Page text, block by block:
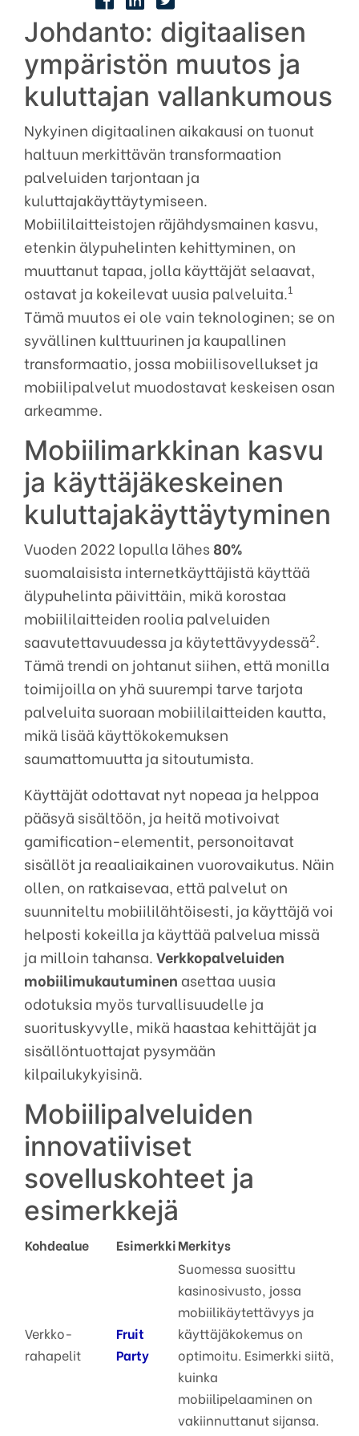
Johdanto: digitaalisen
ympäristön muutos ja
kuluttajan vallankumous
Nykyinen digitaalinen aikakausi on tuonut
haltuun merkittävän transformaation
palveluiden tarjontaan ja
kuluttajakäyttäytymiseen.
Mobiililaitteistojen räjähdysmainen kasvu,
etenkin älypuhelinten kehittyminen, on
muuttanut tapaa, jolla käyttäjät selaavat,
ostavat ja kokeilevat uusia palveluita.1
Tämä muutos ei ole vain teknologinen; se on
syvällinen kulttuurinen ja kaupallinen
transformaatio, jossa mobiilisovellukset ja
mobiilipalvelut muodostavat keskeisen osan
arkeamme.
Mobiilimarkkinan kasvu
ja käyttäjäkeskeinen
kuluttajakäyttäytyminen
Vuoden 2022 lopulla lähes 80%
suomalaisista internetkäyttäjistä käyttää
älypuhelinta päivittäin, mikä korostaa
mobiililaitteiden roolia palveluiden
saavutettavuudessa ja käytettävyydessä2.
Tämä trendi on johtanut siihen, että monilla
toimijoilla on yhä suurempi tarve tarjota
palveluita suoraan mobiililaitteiden kautta,
mikä lisää käyttökokemuksen
saumattomuutta ja sitoutumista.
Käyttäjät odottavat nyt nopeaa ja helppoa
pääsyä sisältöön, ja heitä motivoivat
gamification-elementit, personoitavat
sisällöt ja reaaliaikainen vuorovaikutus. Näin
ollen, on ratkaisevaa, että palvelut on
suunniteltu mobiililähtöisesti, ja käyttäjä voi
helposti kokeilla ja käyttää palvelua missä
ja milloin tahansa.Verkkopalveluiden
mobiilimukautuminen asettaa uusia
odotuksia myös turvallisuudelle ja
suorituskyvylle, mikä haastaa kehittäjät ja
sisällöntuottajat pysymään
kilpailukykyisinä.
Mobiilipalveluiden
innovatiiviset
sovelluskohteet ja
esimerkkejä
Kohdealue EsimerkkiMerkitys
Verkko-
rahapelit
Fruit
Party
Suomessa suosittu
kasinosivusto, jossa
mobiilikäytettävyys ja
käyttäjäkokemus on
optimoitu. Esimerkki siitä,
kuinka
mobiilipelaaminen on
vakiinnuttanut sijansa.